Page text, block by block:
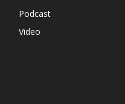
Podcast
Video